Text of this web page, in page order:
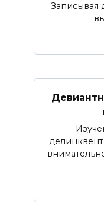
Записывая